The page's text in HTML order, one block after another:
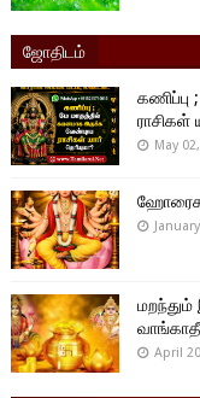
ஜோதிடம்
ராசிகள்
May
April